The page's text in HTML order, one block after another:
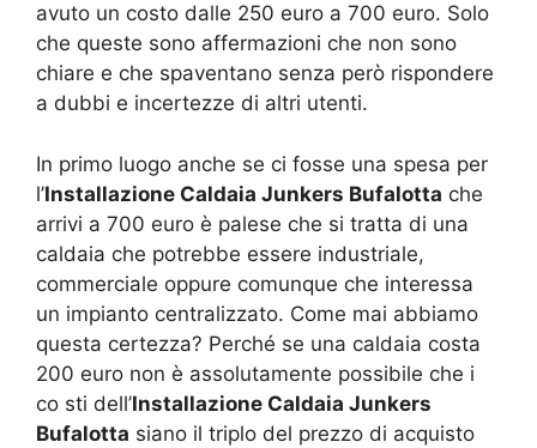
avuto un costo dalle 250 euro a 700 euro. Solo
che queste sono affermazioni che non sono
chiare e che spaventano senza però rispondere
a dubbi e incertezze di altri utenti.
In primo luogo anche se ci fosse una spesa per
l’Installazione Caldaia Junkers Bufalotta che
arrivi a 700 euro è palese che si tratta di una
caldaia che potrebbe essere industriale,
commerciale oppure comunque che interessa
un impianto centralizzato. Come mai abbiamo
questa certezza? Perché se una caldaia costa
200 euro non è assolutamente possibile che i
co sti dell’Installazione Caldaia Junkers
Bufalotta siano il triplo del prezzo di acquisto